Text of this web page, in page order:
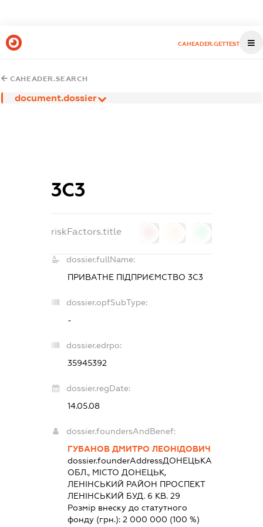
CAHEADER.GETTEST
CAHEADER.SEARCH
document.dossier
3С3
riskFactors.title
dossier.fullName:
ПРИВАТНЕ ПІДПРИЄМСТВО3С3
dossier.opfSubType:
-
dossier.edrpo:
35945392
dossier.regDate:
14.05.08
dossier.foundersAndBenef:
ГУБАНОВ ДМИТРО ЛЕОНІДОВИЧ
dossier.founderAddressДОНЕЦЬКА
ОБЛ., МІСТО ДОНЕЦЬК,
ЛЕНІНСЬКИЙ РАЙОН ПРОСПЕКТ
ЛЕНІНСЬКИЙ БУД. 6 КВ. 29
Розмір внеску до статутного
фонду (грн.):2 000 000 (100 %)